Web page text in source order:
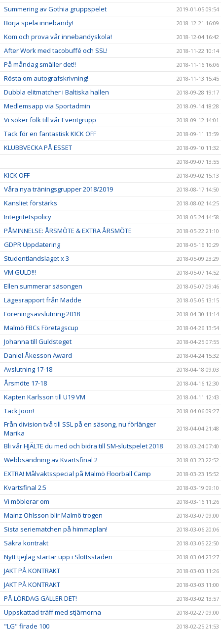
Summering av Gothia gruppspelet 2019-01-05 09:54
Börja spela innebandy! 2018-12-21 16:09
Kom och prova vår innebandyskola! 2018-12-04 16:42
After Work med tacobuffé och SSL! 2018-11-22 10:14
På måndag smäller det!! 2018-11-16 16:06
Rösta om autografskrivning! 2018-11-13 15:45
Dubbla elitmatcher i Baltiska hallen 2018-09-28 19:17
Medlemsapp via Sportadmin 2018-09-14 18:28
Vi söker folk till vår Eventgrupp 2018-09-12 14:01
Tack för en fantastisk KICK OFF 2018-09-11 13:59
KLUBBVECKA PÅ ESSET
2018-09-10 11:32
2018-09-07 13:55
KICK OFF 2018-09-02 15:13
Våra nya träningsgrupper 2018/2019 2018-08-17 14:50
Kansliet förstärks 2018-08-02 14:25
Integritetspolicy 2018-05-24 14:58
PÅMINNELSE: ÅRSMÖTE & EXTRA ÅRSMÖTE 2018-05-22 21:10
GDPR Uppdatering 2018-05-16 10:29
Studentlandslaget x 3 2018-05-09 23:29
VM GULD!!! 2018-05-07 14:52
Ellen summerar säsongen 2018-05-07 09:46
Lägesrapport från Madde 2018-05-05 13:15
Föreningsavslutning 2018 2018-04-30 11:14
Malmö FBCs Företagscup 2018-04-26 13:54
Johanna till Guldsteget 2018-04-25 07:55
Daniel Åkesson Award 2018-04-24 15:32
Avslutning 17-18 2018-04-18 09:03
Årsmöte 17-18 2018-04-16 12:30
Kapten Karlsson till U19 VM 2018-04-11 12:43
Tack Joon! 2018-04-06 09:27
Från division två till SSL på en säsong, nu förlänger
Marika
2018-04-04 21:48
Bli vår HJÄLTE du med och bidra till SM-slutspelet 2018 2018-03-24 07:40
Webbsändning av Kvartsfinal 2 2018-03-23 22:52
EXTRA! Målvaktsspecial på Malmö Floorball Camp 2018-03-23 15:52
Kvartsfinal 2:5 2018-03-19 09:10
Vi möblerar om 2018-03-16 11:26
Mainz Ohlsson blir Malmö trogen 2018-03-07 09:00
Sista seriematchen på himmaplan! 2018-03-06 20:06
Säkra kontrakt 2018-03-05 22:50
Nytt tjejlag startar upp i Slottsstaden 2018-03-04 23:27
JAKT PÅ KONTRAKT 2018-03-03 11:26
JAKT PÅ KONTRAKT 2018-03-03 11:00
PÅ LÖRDAG GÄLLER DET! 2018-03-02 13:57
Uppskattad träff med stjärnorna 2018-02-27 09:00
"LG" firade 100 2018-02-25 21:53